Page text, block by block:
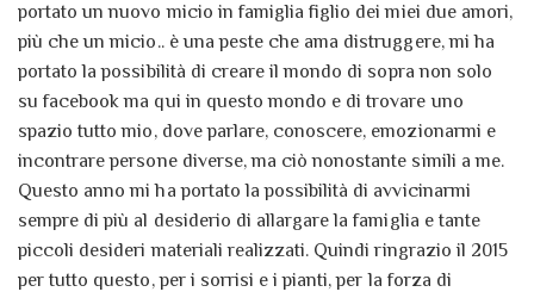
portato un nuovo micio in famiglia figlio dei miei due amori,
più che un micio.. è una peste che ama distruggere, mi ha
portato la possibilità di creare il mondo di sopra non solo
su facebook ma qui in questo mondo e di trovare uno
spazio tutto mio, dove parlare, conoscere, emozionarmi e
incontrare persone diverse, ma ciò nonostante simili a me.
Questo anno mi ha portato la possibilità di avvicinarmi
sempre di più al desiderio di allargare la famiglia e tante
piccoli desideri materiali realizzati. Quindi ringrazio il 2015
per tutto questo, per i sorrisi e i pianti, per la forza di